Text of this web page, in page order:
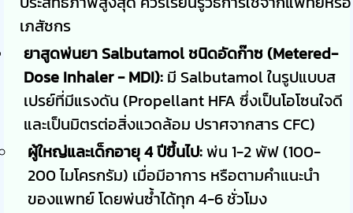
เภสัชกร
ยาสูดพ่นยา Salbutamol ชนิดอัดก๊าซ (Metered-
Dose Inhaler - MDI): มี Salbutamol ในรูปแบบส
เปรย์ที่มีแรงดัน (Propellant HFA ซึ่งเป็นโอโซนใจดี
และเป็นมิตรต่อสิ่งแวดล้อม ปราศจากสาร CFC)
ผู้ใหญ่และเด็กอายุ 4 ปีขึ้นไป:พ่น 1-2 พัฟ (100-
200 ไมโครกรัม) เมื่อมีอาการ หรือตามคำแนะนำ
ของแพทย์ โดยพ่นซ้ำได้ทุก 4-6 ชั่วโมง